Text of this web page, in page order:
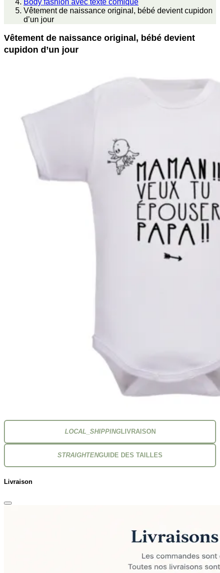
Vêtement de naissance original, bébé devient cupidon
d’un jour
Vêtement de naissance original, bébé devient
cupidon d’un jour
LOCAL_SHIPPINGLIVRAISON
STRAIGHTENGUIDE DES TAILLES
Livraison